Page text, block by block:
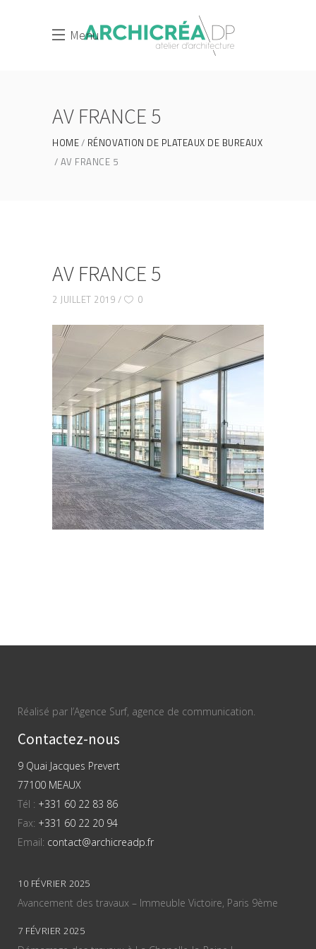
Menu
AV FRANCE 5
HOME
RÉNOVATION DE PLATEAUX DE BUREAUX
AV FRANCE 5
AV FRANCE 5
2 JUILLET 2019 0
Réalisé par l’Agence Surf, agence de communication.
Contactez-nous
9 Quai Jacques Prevert
77100 MEAUX
Tél : +331 60 22 83 86
Fax: +331 60 22 20 94
Email: contact@archicreadp.fr
10 FÉVRIER 2025
Avancement des travaux – Immeuble Victoire, Paris 9ème
7 FÉVRIER 2025